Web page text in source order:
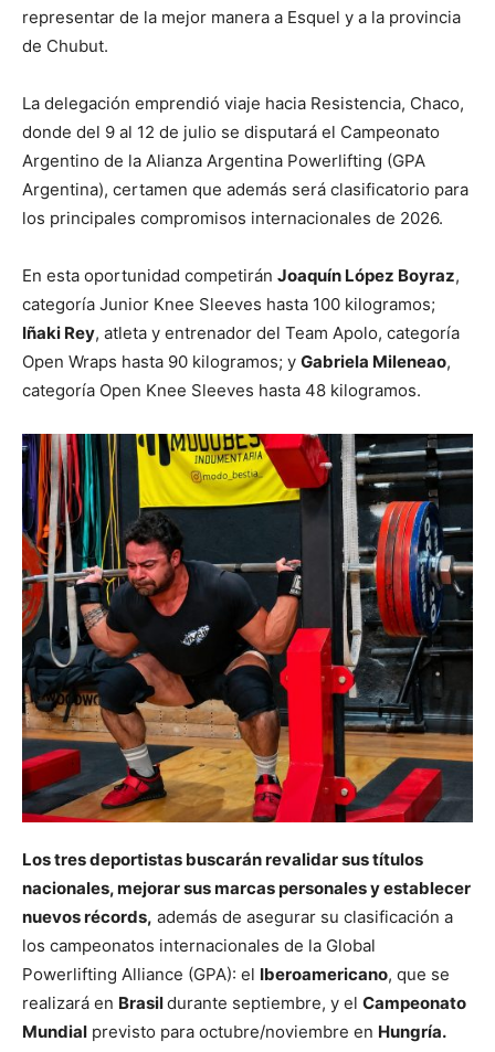
representar de la mejor manera a Esquel y a la provincia
de Chubut.
La delegación emprendió viaje hacia Resistencia, Chaco,
donde del 9 al 12 de julio se disputará el Campeonato
Argentino de la Alianza Argentina Powerlifting (GPA
Argentina), certamen que además será clasificatorio para
los principales compromisos internacionales de 2026.
En esta oportunidad competirán Joaquín López Boyraz,
categoría Junior Knee Sleeves hasta 100 kilogramos;
Iñaki Rey, atleta y entrenador del Team Apolo, categoría
Open Wraps hasta 90 kilogramos; y Gabriela Mileneao,
categoría Open Knee Sleeves hasta 48 kilogramos.
Los tres deportistas buscarán revalidar sus títulos
nacionales, mejorar sus marcas personales y establecer
nuevos récords, además de asegurar su clasificación a
los campeonatos internacionales de la Global
Powerlifting Alliance (GPA): el Iberoamericano, que se
realizará en Brasildurante septiembre, y el Campeonato
Mundial previsto para octubre/noviembre en Hungría.